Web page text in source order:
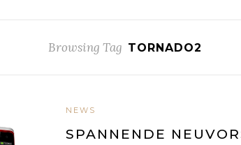
Browsing Tag TORNADO2
NEWS
SPANNENDE